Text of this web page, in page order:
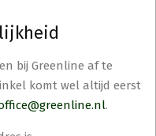
bij Greenline af te
komt wel altijd eerst
.